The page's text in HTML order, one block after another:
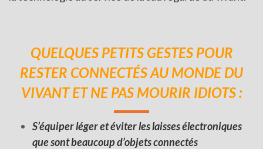
QUELQUES PETITS GESTES POUR
RESTER CONNECTÉS AU MONDE DU
VIVANT ET NE PAS MOURIR IDIOTS :
S’équiper léger et éviter les laisses électroniques
que sont beaucoup d’objets connectés